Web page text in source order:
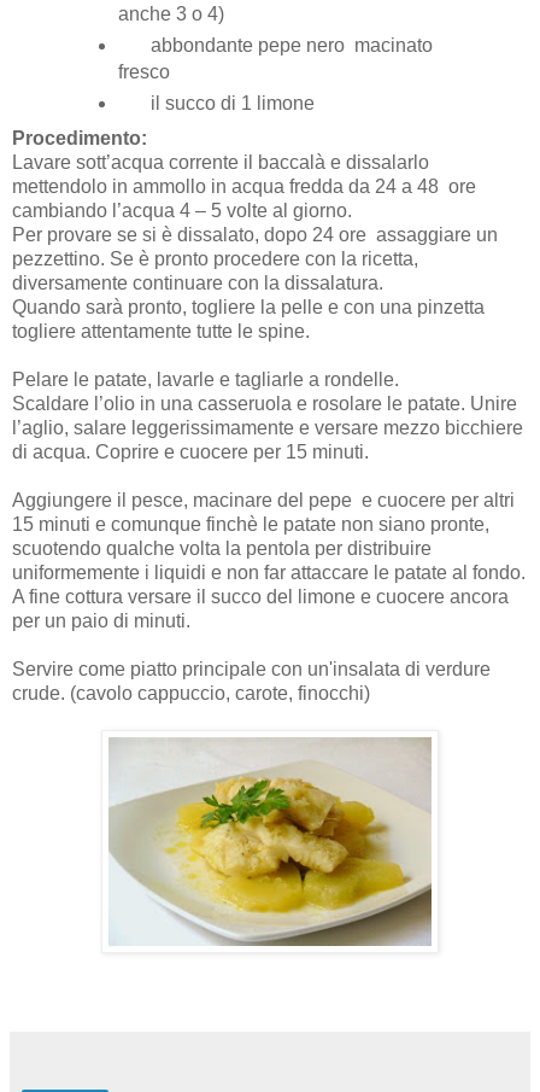
anche 3 o 4)
abbondante pepe nero macinato
fresco
il succo di 1 limone
Procedimento:
Lavare sott’acqua corrente il baccalà e dissalarlo
mettendolo in ammollo in acqua fredda da 24 a 48 ore
cambiando l’acqua 4 – 5 volte al giorno.
Per provare se si è dissalato, dopo 24 ore assaggiare un
pezzettino. Se è pronto procedere con la ricetta,
diversamente continuare con la dissalatura.
Quando sarà pronto, togliere la pelle e con una pinzetta
togliere attentamente tutte le spine.
Pelare le patate, lavarle e tagliarle a rondelle.
Scaldare l’olio in una casseruola e rosolare le patate. Unire
l’aglio, salare leggerissimamente e versare mezzo bicchiere
di acqua. Coprire e cuocere per 15 minuti.
Aggiungere il pesce, macinare del pepe e cuocere per altri
15 minuti e comunque finchè le patate non siano pronte,
scuotendo qualche volta la pentola per distribuire
uniformemente i liquidi e non far attaccare le patate al fondo.
A fine cottura versare il succo del limone e cuocere ancora
per un paio di minuti.
Servire come piatto principale con un'insalata di verdure
crude. (cavolo cappuccio, carote, finocchi)